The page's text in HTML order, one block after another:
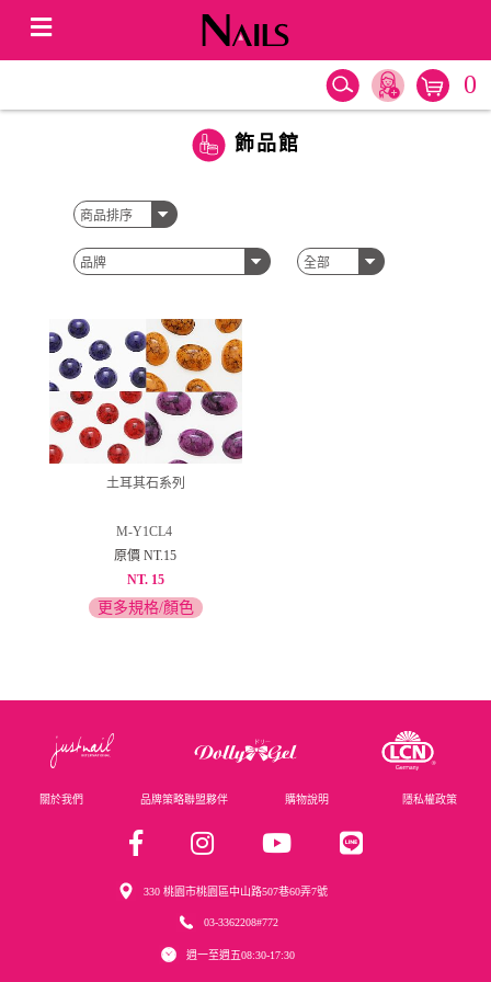
0
飾品館
土耳其石系列
M-Y1CL4
原價 NT.15
NT. 15
更多規格/顏色
關於我們 品牌策略聯盟夥伴 購物說明 隱私權政策
330 桃園市桃園區中山路507巷60弄7號
03-3362208#772
週一至週五08:30-17:30